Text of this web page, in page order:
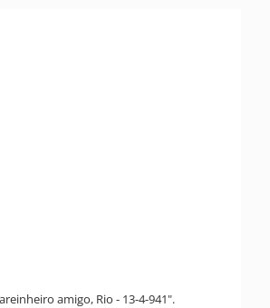
amigo, Rio - 13-4-941".